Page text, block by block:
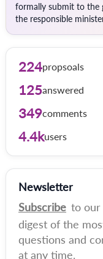
formally submit to the
the responsible
224propsoals
125answered
349comments
4.4kusers
Newsletter
Subscribe to our
digest of the
questions and
at any time.